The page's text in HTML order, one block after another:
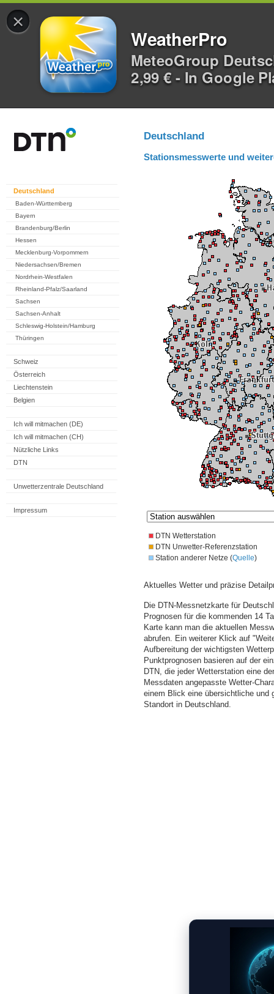
×
WeatherPro
MeteoGroup
2,99 € - In Google
Deutschland
Baden-Württemberg
Bayern
Brandenburg/Berlin
Hessen
Mecklenburg-Vorpommern
Niedersachsen/Bremen
Nordrhein-Westfalen
Rheinland-Pfalz/Saarland
Sachsen
Sachsen-Anhalt
Schleswig-Holstein/Hamburg
Thüringen
Schweiz
Österreich
Liechtenstein
Belgien
Ich will mitmachen (DE)
Ich will mitmachen (CH)
Nützliche Links
DTN
Unwetterzentrale Deutschland
Impressum
Deutschland
Stationsmesswerte und
DTN Wetterstation
DTN Unwetter-Referenzstation
Station anderer Netze (Quelle)
Aktuelles Wetter und präzise
Die DTN-Messnetzkarte für
Prognosen für die kommenden 14
Karte kann man die aktuellen
abrufen. Ein weiterer Klick auf
Aufbereitung der wichtigsten
Punktprognosen basieren auf der
DTN, die jeder Wetterstation eine
Messdaten angepasste Wetter-
einem Blick eine übersichtliche und
Standort in Deutschland.